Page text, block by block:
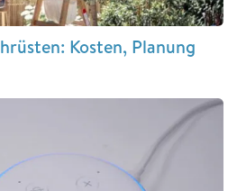
Kosten, Planung